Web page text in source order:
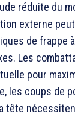
réduite du
externe
de frappe
Les
pour
les coups de
tête